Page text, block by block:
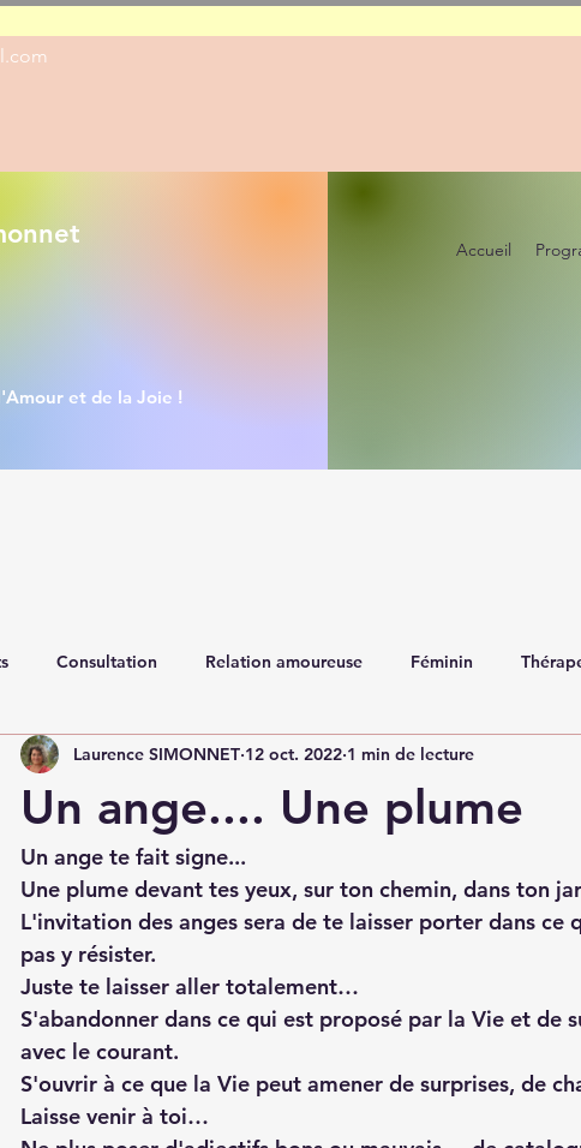
et de la Joie !
Accueil
Consultation Relation amoureuse Féminin
Un ange.... Une plume
Laurence SIMONNET 12 oct. 2022 1 min de lecture
Un ange te fait signe...
Une plume devant tes yeux, sur ton chemin, dans ton
L'invitation des anges sera de te laisser porter dans ce
pas y résister.
Juste te laisser aller totalement…
S'abandonner dans ce qui est proposé par la Vie et de
avec le courant.
S'ouvrir à ce que la Vie peut amener de surprises, de
Laisse venir à toi…